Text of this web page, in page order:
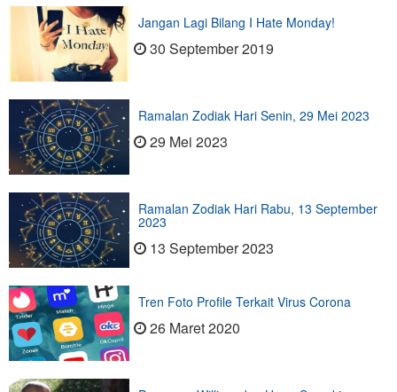
Jangan Lagi Bilang I Hate Monday!
30 September 2019
Ramalan Zodiak Hari Senin, 29 Mei 2023
29 Mei 2023
Ramalan Zodiak Hari Rabu, 13 September
2023
13 September 2023
Tren Foto Profile Terkait Virus Corona
26 Maret 2020